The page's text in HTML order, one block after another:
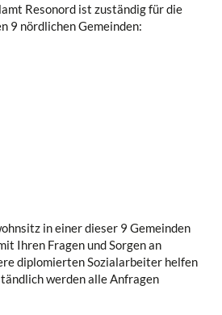
Resonord ist zuständig für die
9 nördlichen Gemeinden:
in einer dieser 9 Gemeinden
Ihren Fragen und Sorgen an
diplomierten Sozialarbeiter helfen
werden alle Anfragen